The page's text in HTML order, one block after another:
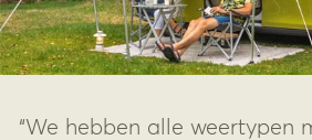
“We hebben alle weertypen